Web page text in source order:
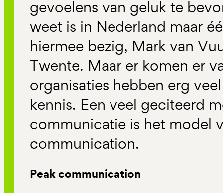
gevoelens van geluk te
weet is in Nederland maar
hiermee bezig, Mark van
Twente. Maar er komen er
organisaties hebben erg
kennis. Een veel geciteerd
communicatie is het model
communication.
Peak communication